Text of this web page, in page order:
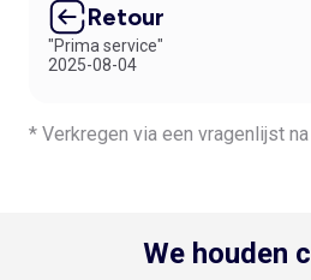
Retour
"Prima service"
2025-08-04
* Verkregen via een vragenlijst
We houden